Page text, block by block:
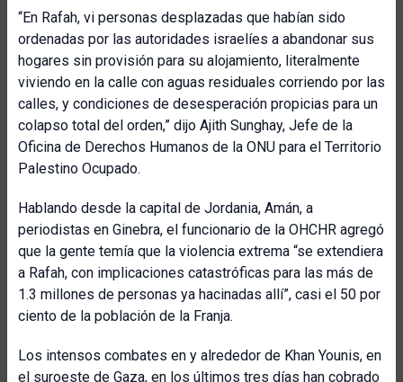
“En Rafah, vi personas desplazadas que habían sido
ordenadas por las autoridades israelíes a abandonar sus
hogares sin provisión para su alojamiento, literalmente
viviendo en la calle con aguas residuales corriendo por las
calles, y condiciones de desesperación propicias para un
colapso total del orden,” dijo Ajith Sunghay, Jefe de la
Oficina de Derechos Humanos de la ONU para el Territorio
Palestino Ocupado.
Hablando desde la capital de Jordania, Amán, a
periodistas en Ginebra, el funcionario de la OHCHR agregó
que la gente temía que la violencia extrema “se extendiera
a Rafah, con implicaciones catastróficas para las más de
1.3 millones de personas ya hacinadas allí”, casi el 50 por
ciento de la población de la Franja.
Los intensos combates en y alrededor de Khan Younis, en
el suroeste de Gaza, en los últimos tres días han cobrado